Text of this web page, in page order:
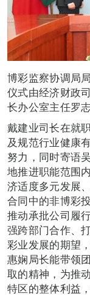
博彩监察协调局
仪式由经济财政
长办公室主任罗志
戴建业司长在就
及规范行业健康
努力，同时寄语
地推进职能范围
济适度多元发展
合同中的非博彩
推动承批公司履
强跨部门合作、
彩业发展的期望
惠娴局长能带领
取的精神，为推
特区的整体利益